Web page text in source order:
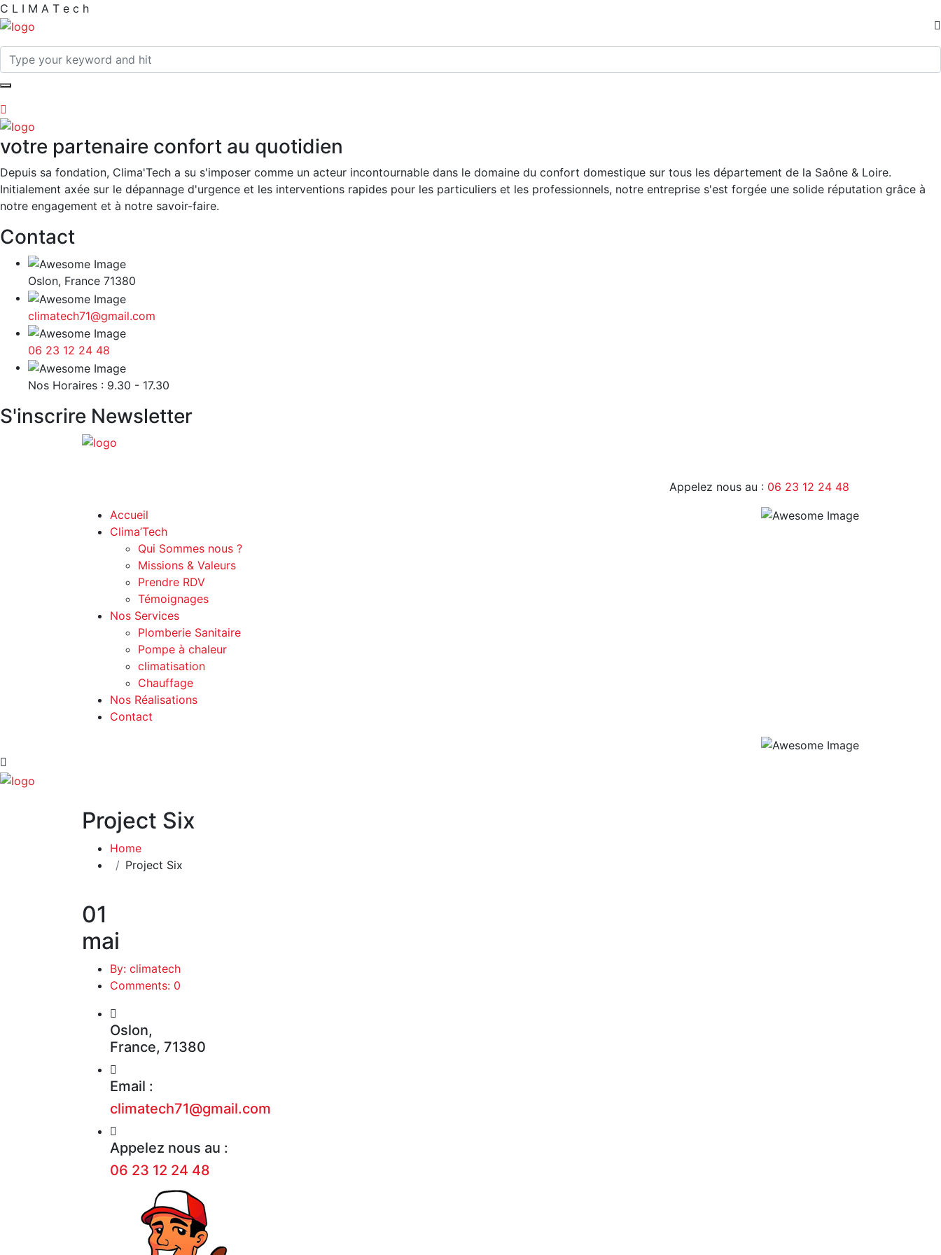
C L I M A T e c h
votre partenaire confort au quotidien
Depuis sa fondation, Clima'Tech a su s'imposer comme un acteur incontournable dans le domaine du confort domestique sur tous les département de la Saône & Loire.
Initialement axée sur le dépannage d'urgence et les interventions rapides pour les particuliers et les professionnels, notre entreprise s'est forgée une solide réputation grâce à
notre engagement et à notre savoir-faire.
Contact
Oslon, France 71380
climatech71@gmail.com
06 23 12 24 48
Nos Horaires : 9.30 - 17.30
S'inscrire Newsletter
Appelez nous au : 06 23 12 24 48
Accueil
Clima’Tech
Qui Sommes nous ?
Missions & Valeurs
Prendre RDV
Témoignages
Nos Services
Plomberie Sanitaire
Pompe à chaleur
climatisation
Chauffage
Nos Réalisations
Contact
Project Six
Home
Project Six
01
mai
By: climatech
Comments: 0
Oslon,
France, 71380
Email :
climatech71@gmail.com
Appelez nous au :
06 23 12 24 48